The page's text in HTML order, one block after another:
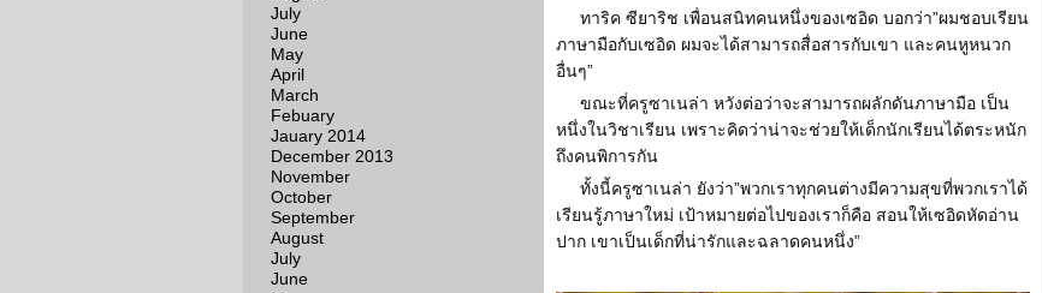
July
June
May
April
March
Febuary
Jauary 2014
December 2013
November
October
September
August
July
June
ทาริค ซียาริช เพื่อนสนิทคนหนึ่งของเซอิด บอกว่า”ผมชอบเรียน
ภาษามือกับเซอิด ผมจะได้สามารถสื่อสารกับเขา และคนหูหนวก
อื่นๆ”
ขณะที่ครูซาเนล่า หวังต่อว่าจะสามารถผลักดันภาษามือ เป็น
หนึ่งในวิชาเรียน เพราะคิดว่าน่าจะช่วยให้เด็กนักเรียนได้ตระหนัก
ถึงคนพิการกัน
ทั้งนี้ครูซาเนล่า ยังว่า”พวกเราทุกคนต่างมีความสุขที่พวกเราได้
เรียนรู้ภาษาใหม่ เป้าหมายต่อไปของเราก็คือ สอนให้เซอิดหัดอ่าน
ปาก เขาเป็นเด็กที่น่ารักและฉลาดคนหนึ่ง”